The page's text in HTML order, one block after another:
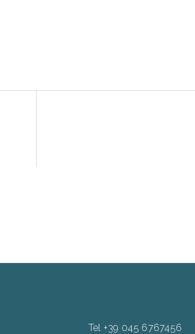
Tel +39 045 6767456